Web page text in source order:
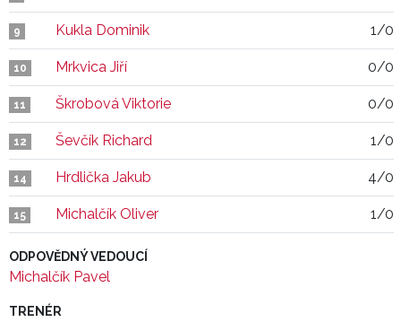
9 Kukla Dominik 1/0
10 Mrkvica Jiří 0/0
11 Škrobová Viktorie 0/0
12 Ševčík Richard 1/0
14 Hrdlička Jakub 4/0
15 Michalčík Oliver 1/0
ODPOVĚDNÝ VEDOUCÍ
Michalčík Pavel
TRENÉR